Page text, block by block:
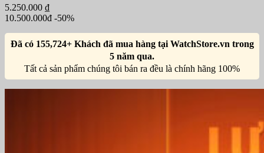
5.250.000 ₫
10.500.000đ -50%
Đã có 155,724+ Khách đã mua hàng tại WatchStore.vn trong
5 năm qua.
Tất cả sản phẩm chúng tôi bán ra đều là chính hãng 100%